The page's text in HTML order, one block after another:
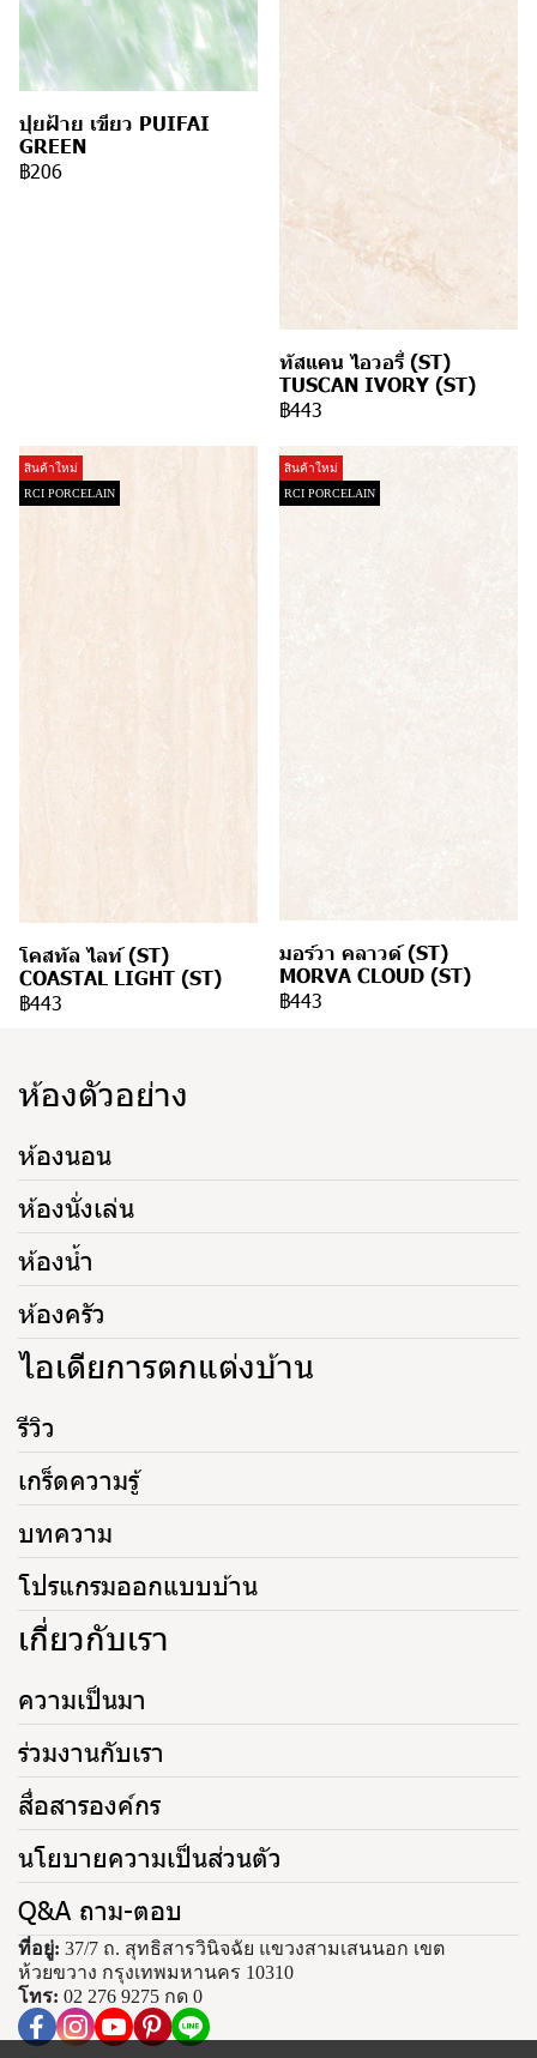
ปุยฝ้าย เขียว PUIFAI
GREEN
฿206
ทัสแคน ไอวอรี่ (ST)
TUSCAN IVORY (ST)
฿443
สินค้าใหม่
RCI PORCELAIN
โคสทัล ไลท์ (ST)
COASTAL LIGHT (ST)
฿443
สินค้าใหม่
RCI PORCELAIN
มอร์วา คลาวด์ (ST)
MORVA CLOUD (ST)
฿443
ห้องตัวอย่าง
ห้องนอน
ห้องนั่งเล่น
ห้องน้ำ
ห้องครัว
ไอเดียการตกแต่งบ้าน
รีวิว
เกร็ดความรู้
บทความ
โปรแกรมออกแบบบ้าน
เกี่ยวกับเรา
ความเป็นมา
ร่วมงานกับเรา
สื่อสารองค์กร
นโยบายความเป็นส่วนตัว
Q&A ถาม-ตอบ
ที่อยู่: 37/7 ถ. สุทธิสารวินิจฉัย แขวงสามเสนนอก เขต
ห้วยขวาง กรุงเทพมหานคร 10310
โทร: 02 276 9275 กด 0